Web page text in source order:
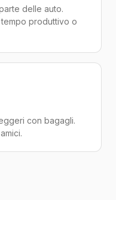
delle auto.
produttivo o
con bagagli.